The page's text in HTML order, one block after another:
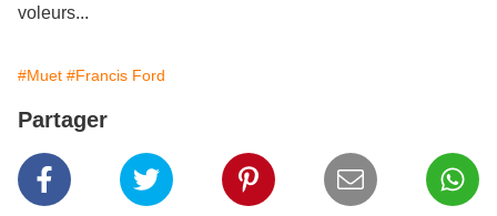
voleurs...
#Muet #Francis Ford
Partager